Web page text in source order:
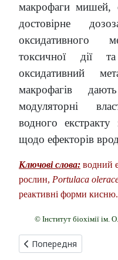
макрофаги мишей,
достовірне
оксидативного
токсичної дії
оксидативний
макрофагів
модуляторні
водного
щодо ефекторів
Ключові слова: водний
рослин, Portulaca
реактивні форми кисню.
© Інститут біохімії
Попередня стаття:
Попередня